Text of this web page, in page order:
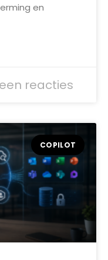
en
reacties
COPILOT